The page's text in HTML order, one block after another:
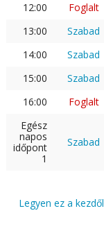
12:00
Foglalt
13:00
Szabad
14:00
Szabad
15:00
Szabad
16:00
Foglalt
Egész
napos
időpont
1
Szabad
Legyen ez a